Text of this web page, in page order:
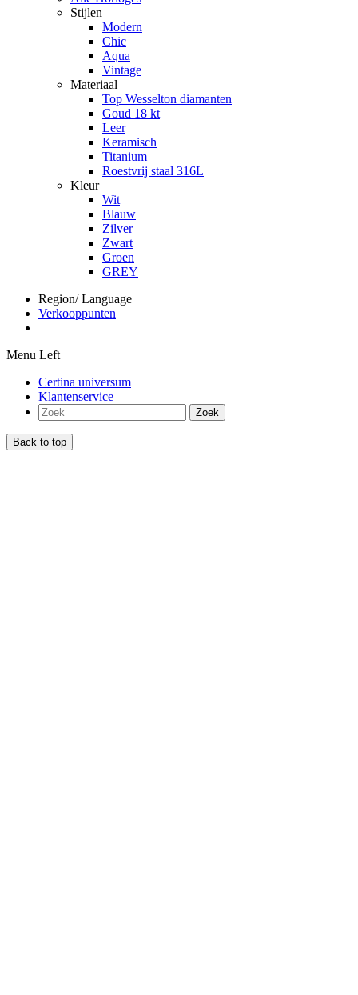
Stijlen
Modern
Chic
Aqua
Vintage
Materiaal
Top Wesselton diamanten
Goud 18 kt
Leer
Keramisch
Titanium
Roestvrij staal 316L
Kleur
Wit
Blauw
Zilver
Zwart
Groen
GREY
Region/ Language
Verkooppunten
Menu Left
Certina universum
Klantenservice
Zoek
Back to top